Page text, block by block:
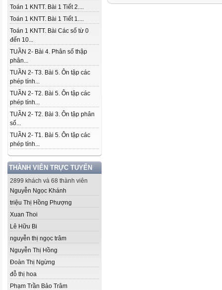
Toán 1 KNTT. Bài 1 Tiết 2....
Toán 1 KNTT. Bài 1 Tiết 1....
Toán 1 KNTT. Bài Các số từ 0
đến 10...
TUẦN 2- Bài 4. Phân số thập
phân...
TUẦN 2- T3. Bài 5. Ôn tập các
phép tính...
TUẦN 2- T2. Bài 5. Ôn tập các
phép tính...
TUẦN 2- T2. Bài 3. Ôn tập phân
số...
TUẦN 2- T1. Bài 5. Ôn tập các
phép tính...
THÀNH VIÊN TRỰC TUYẾN
2899 khách và 68 thành viên
Nguyễn Ngọc Khánh
triệu Thị Hồng Phượng
Xuan Thoi
Lê Hữu Bi
nguyễn thị ngọc trâm
Nguyễn Thị Hồng
Đoàn Thị Ngừng
đỗ thị hoa
Phạm Trần Bảo Trâm